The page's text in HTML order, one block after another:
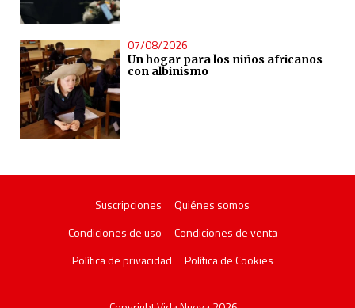
07/08/2026
Un hogar para los niños africanos
con albinismo
Suscripciones
Quiénes somos
Condiciones de uso
Condiciones de venta
Política de privacidad
Política de Cookies